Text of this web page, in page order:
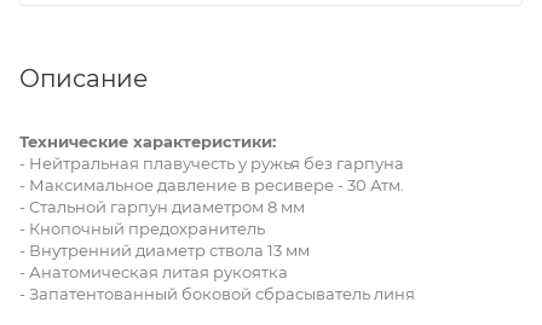
Описание
Технические характеристики:
- Нейтральная плавучесть у ружья без гарпуна
- Максимальное давление в ресивере - 30 Атм.
- Стальной гарпун диаметром 8 мм
- Кнопочный предохранитель
- Внутренний диаметр ствола 13 мм
- Анатомическая литая рукоятка
- Запатентованный боковой сбрасыватель линя